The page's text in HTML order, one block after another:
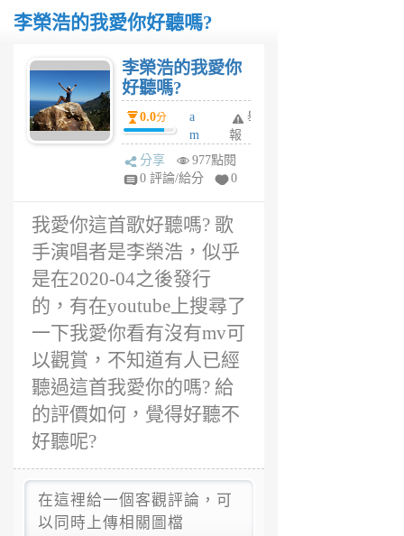
李榮浩的我愛你好聽嗎?
李榮浩的我愛你
好聽嗎?
0.0分
a
m
y
w
年
舉
報
分享
977點閱
0 評論/給分
0
我愛你這首歌好聽嗎? 歌
手演唱者是李榮浩，似乎
是在2020-04之後發行
的，有在youtube上搜尋了
一下我愛你看有沒有mv可
以觀賞，不知道有人已經
聽過這首我愛你的嗎? 給
的評價如何，覺得好聽不
好聽呢?